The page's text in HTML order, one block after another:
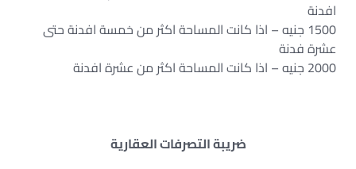
افدنة
1500 جنيه – اذا كانت المساحة اكثر من خمسة افدنة حتى
عشرة فدنة
2000 جنيه – اذا كانت المساحة اكثر من عشرة افدنة
ضريبة التصرفات العقارية